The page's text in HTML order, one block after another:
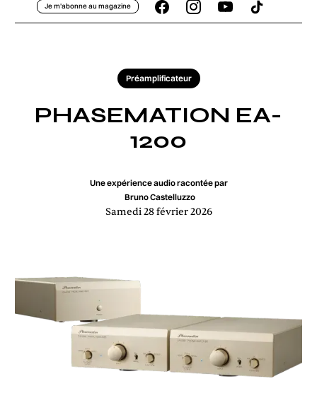
Je m'abonne au magazine
Préamplificateur
PHASEMATION EA-
1200
Une expérience audio racontée par
Bruno Castelluzzo
Samedi 28 février 2026